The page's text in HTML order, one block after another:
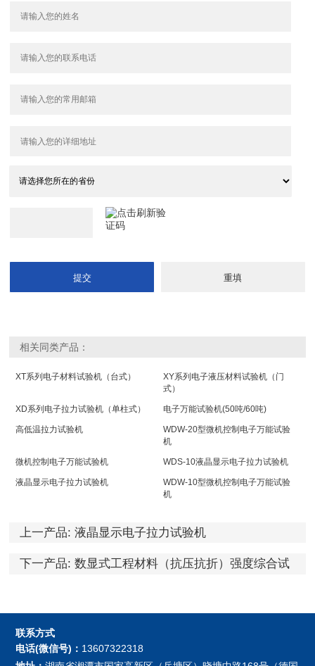
相关同类产品：
XT系列电子材料试验机（台式）
XY系列电子液压材料试验机（门
式）
XD系列电子拉力试验机（单柱式） 电子万能试验机(50吨/60吨)
高低温拉力试验机
WDW-20型微机控制电子万能试验
机
微机控制电子万能试验机 WDS-10液晶显示电子拉力试验机
液晶显示电子拉力试验机
WDW-10型微机控制电子万能试验
机
上一产品: 液晶显示电子拉力试验机
下一产品: 数显式工程材料（抗压抗折）强度综合试
联系方式
电话(微信号)： 13607322318